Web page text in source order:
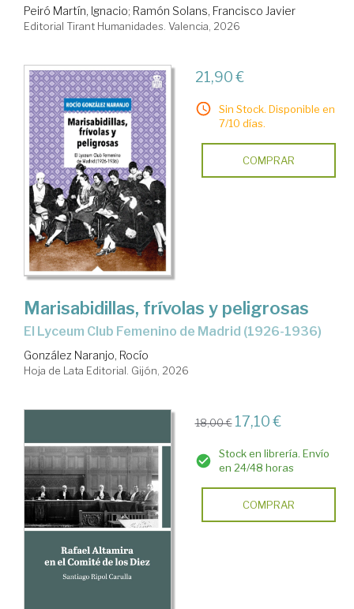
Peiró Martín, Ignacio; Ramón Solans, Francisco Javier
Editorial Tirant Humanidades. Valencia, 2026
21,90 €
Sin Stock. Disponible en
7/10 días.
COMPRAR
Marisabidillas, frívolas y peligrosas
El Lyceum Club Femenino de Madrid (1926-1936)
González Naranjo, Rocío
Hoja de Lata Editorial. Gijón, 2026
18,00 € 17,10 €
Stock en librería. Envío
en 24/48 horas
COMPRAR